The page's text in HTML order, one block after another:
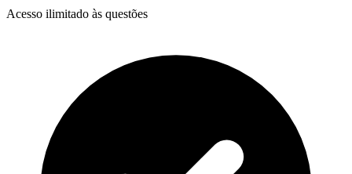
Acesso ilimitado às questões